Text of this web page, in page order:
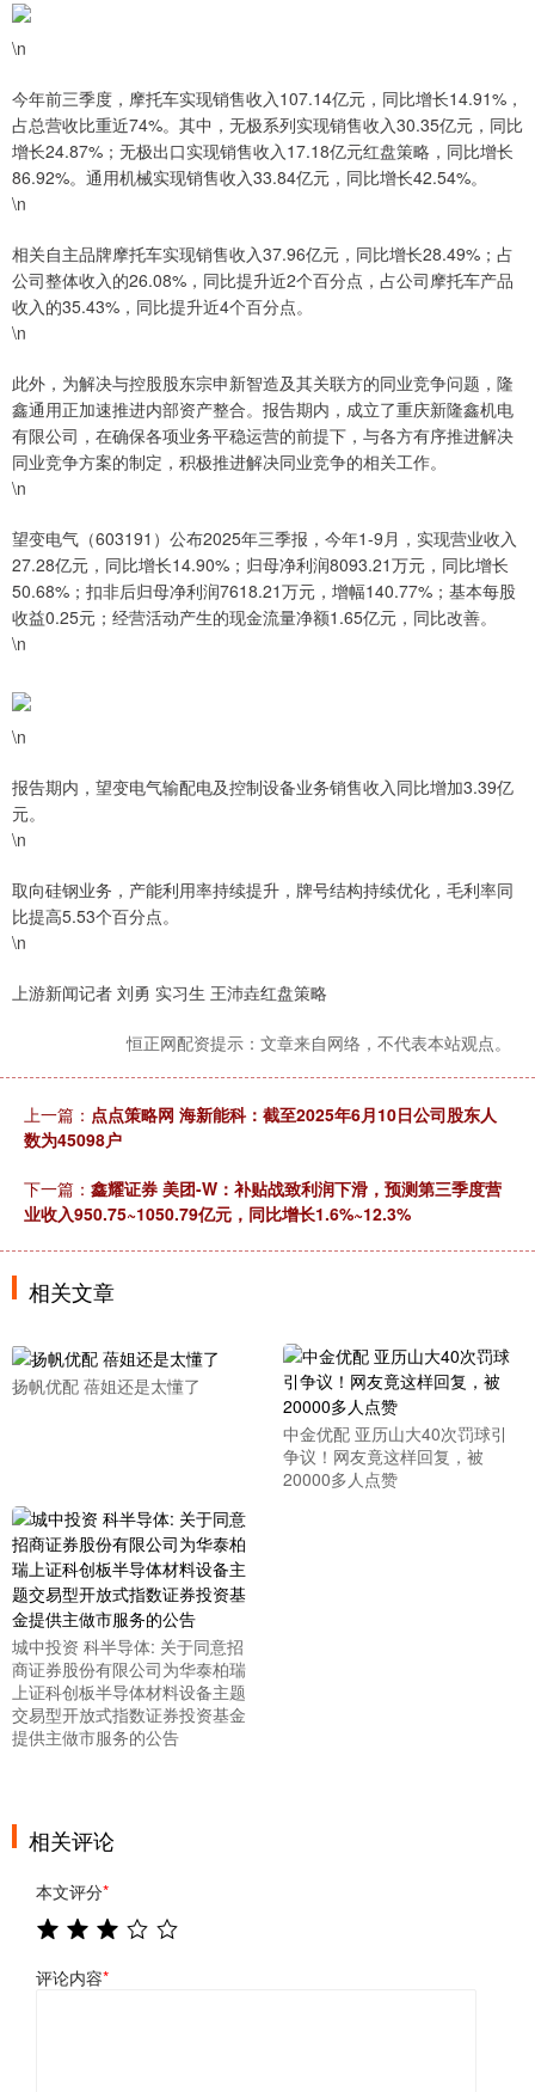
\n
今年前三季度，摩托车实现销售收入107.14亿元，同比增长14.91%，
占总营收比重近74%。其中，无极系列实现销售收入30.35亿元，同比
增长24.87%；无极出口实现销售收入17.18亿元红盘策略，同比增长
86.92%。通用机械实现销售收入33.84亿元，同比增长42.54%。
\n
相关自主品牌摩托车实现销售收入37.96亿元，同比增长28.49%；占
公司整体收入的26.08%，同比提升近2个百分点，占公司摩托车产品
收入的35.43%，同比提升近4个百分点。
\n
此外，为解决与控股股东宗申新智造及其关联方的同业竞争问题，隆
鑫通用正加速推进内部资产整合。报告期内，成立了重庆新隆鑫机电
有限公司，在确保各项业务平稳运营的前提下，与各方有序推进解决
同业竞争方案的制定，积极推进解决同业竞争的相关工作。
\n
望变电气（603191）公布2025年三季报，今年1-9月，实现营业收入
27.28亿元，同比增长14.90%；归母净利润8093.21万元，同比增长
50.68%；扣非后归母净利润7618.21万元，增幅140.77%；基本每股
收益0.25元；经营活动产生的现金流量净额1.65亿元，同比改善。
\n
\n
报告期内，望变电气输配电及控制设备业务销售收入同比增加3.39亿
元。
\n
取向硅钢业务，产能利用率持续提升，牌号结构持续优化，毛利率同
比提高5.53个百分点。
\n
上游新闻记者 刘勇 实习生 王沛垚红盘策略
恒正网配资提示：文章来自网络，不代表本站观点。
上一篇： 点点策略网 海新能科：截至2025年6月10日公司股东人
数为45098户
下一篇： 鑫耀证券 美团-W：补贴战致利润下滑，预测第三季度营
业收入950.75~1050.79亿元，同比增长1.6%~12.3%
相关文章
扬帆优配 蓓姐还是太懂了
中金优配 亚历山大40次罚球引
争议！网友竟这样回复，被
20000多人点赞
城中投资 科半导体: 关于同意招
商证券股份有限公司为华泰柏瑞
上证科创板半导体材料设备主题
交易型开放式指数证券投资基金
提供主做市服务的公告
相关评论
本文评分*
评论内容*